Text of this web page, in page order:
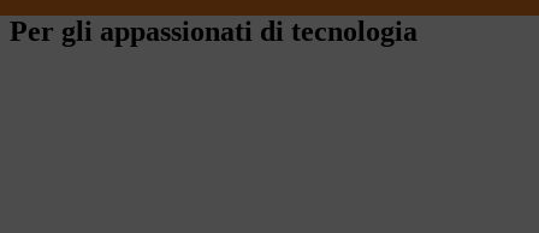
Per gli appassionati di tecnologia